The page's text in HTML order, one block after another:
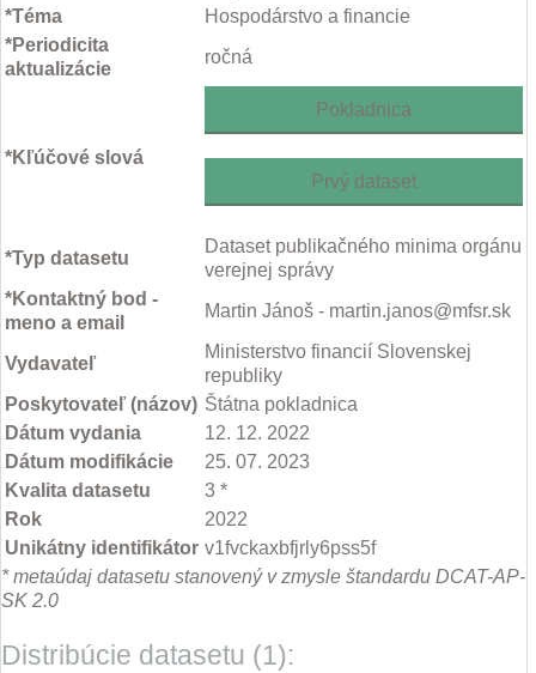
*Téma
Hospodárstvo a financie
*Periodicita
aktualizácie
ročná
*Kľúčové slová
Pokladnica
Prvý dataset
*Typ datasetu
Dataset publikačného minima orgánu
verejnej správy
*Kontaktný bod -
meno a email
Martin Jánoš - martin.janos@mfsr.sk
Vydavateľ
Ministerstvo financií Slovenskej
republiky
Poskytovateľ (názov) Štátna pokladnica
Dátum vydania
12. 12. 2022
Dátum modifikácie
25. 07. 2023
Kvalita datasetu
3 *
Rok
2022
Unikátny identifikátor v1fvckaxbfjrly6pss5f
* metaúdaj datasetu stanovený v zmysle štandardu DCAT-AP-
SK 2.0
Distribúcie datasetu (1):